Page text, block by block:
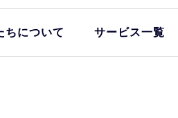
ちについて サービス一覧